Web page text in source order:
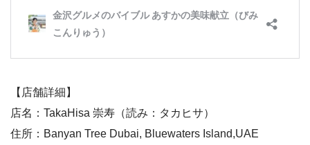
【店舗詳細】
店名：TakaHisa 崇寿（読み：タカヒサ）
住所：Banyan Tree Dubai, Bluewaters Island,UAE